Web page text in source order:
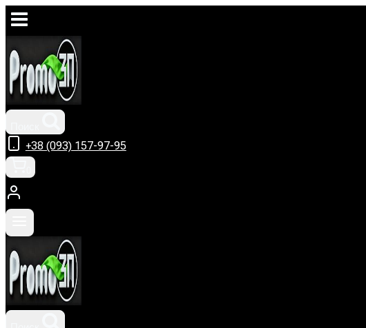
Перейти
содержимому
+38 (093) 157-97-95